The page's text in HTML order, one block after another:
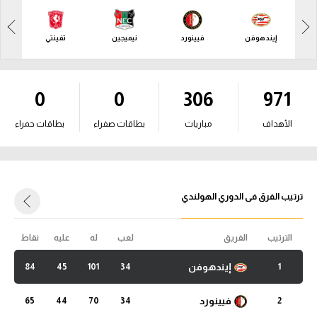
آراء حرة
بطولات
الدوري الإيطالي
آراء حرة
أمريكا 2026
الدوري المصري
الدوري الإسباني
الدوري الإيطالي
الدوري الألماني
الدوري الفرنسي
إيندهوفن فيينورد نيميجين تفينتي
971
الأهداف
306
مباريات
0
بطاقات صفراء
0
بطاقات حمراء
ترتيب الفرق فى الدوري الهولندي
الترتيب الفريق لعب له عليه نقاط
1 إيندهوفن 34
101
45
84
2 فيينورد 34
70
44
65